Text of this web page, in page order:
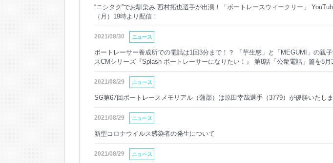
“ニシタク”でお馴染み 西村拓也選手が出演！「ボートレースウィークリー」
（月）19時より配信！
2021/08/30 ニュース
ボートレーサー養成所での電話は1回3分まで！？ 「芋生悠」と「MEGUMI」の親
スCMシリーズ『Splash ボートレーサーになりたい！』 第8話「公衆電話」篇を8月
2021/08/29 ニュース
SG第67回ボートレースメモリアル（蒲郡）は原田幸哉選手（3779）が優勝いたし
2021/08/29 ニュース
新型コロナウイルス感染者の発生について
2021/08/29 ニュース